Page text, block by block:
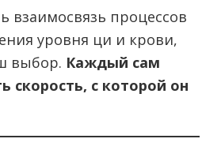
взаимосвязь процессов
уровня ци и крови,
выбор. Каждый сам
скорость, с которой он